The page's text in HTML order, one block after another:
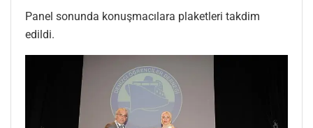
Panel sonunda konuşmacılara plaketleri takdim
edildi.